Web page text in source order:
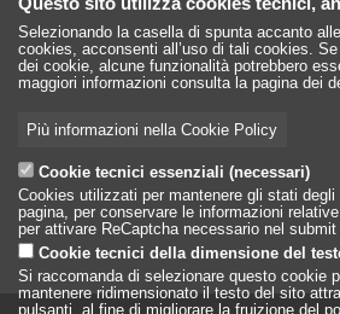
Selezionando la casella di spunta accanto
cookies, acconsenti all’uso di tali cookies.
dei cookie, alcune funzionalità potrebbero
maggiori informazioni consulta la pagina dei
Più informazioni nella Cookie Policy
Cookie tecnici essenziali (necessari)
Cookies utilizzati per mantenere gli stati
pagina, per conservare le informazioni
per attivare ReCaptcha necessario nel
Cookie tecnici della dimensione del
Si raccomanda di selezionare questo cookie
mantenere ridimensionato il testo del sito
pulsanti, al fine di migliorare la fruizione del